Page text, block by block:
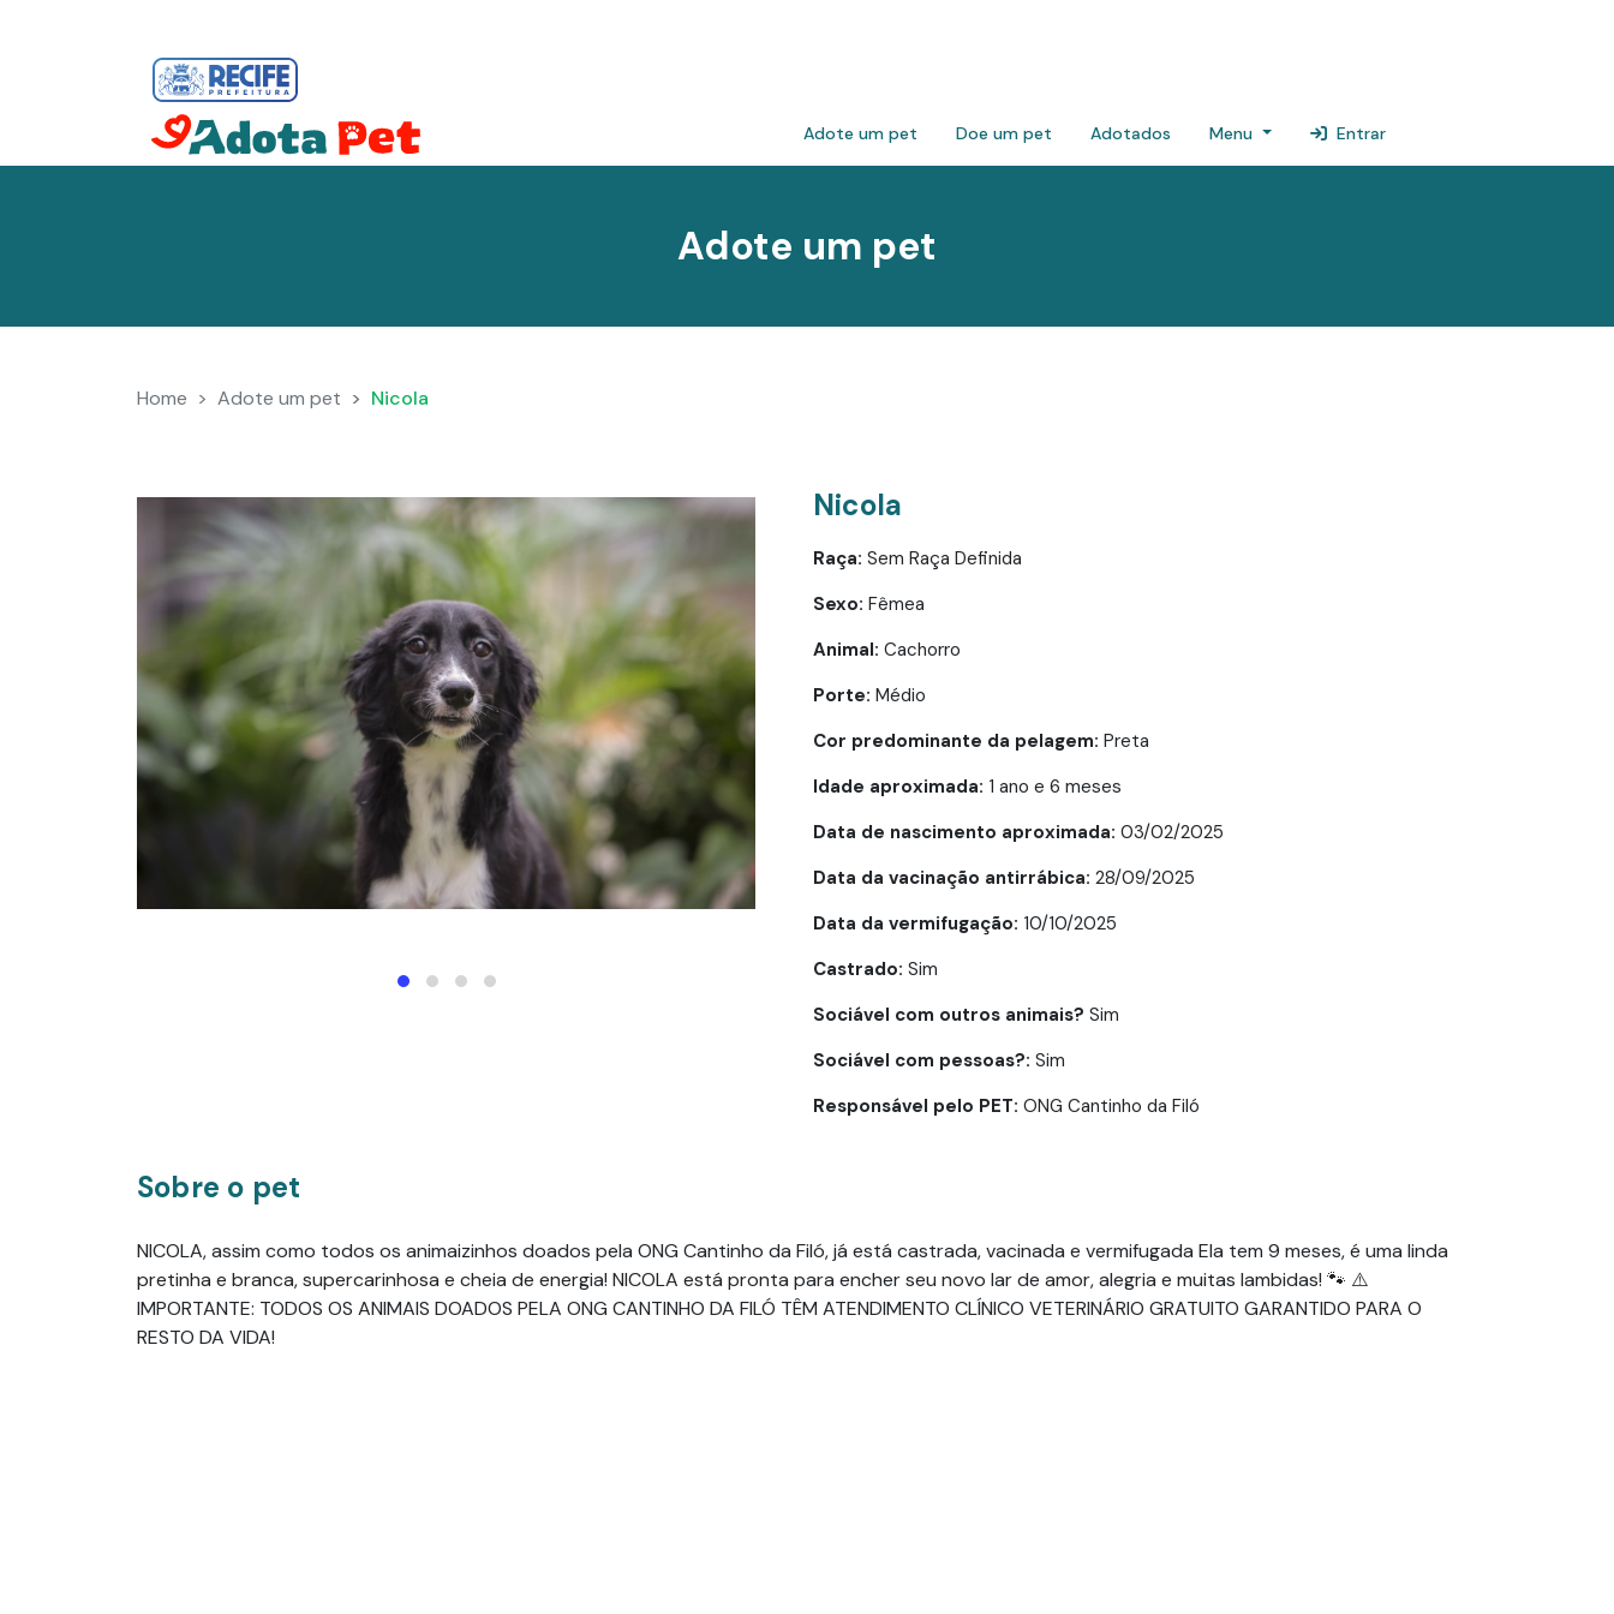
Adote um pet Doe um pet Adotados Menu Entrar
Adote um pet
Home Adote um pet Nicola
Nicola
Raça: Sem Raça Definida
Sexo: Fêmea
Animal: Cachorro
Porte: Médio
Cor predominante da pelagem: Preta
Idade aproximada: 1 ano e 6 meses
Data de nascimento aproximada: 03/02/2025
Data da vacinação antirrábica: 28/09/2025
Data da vermifugação: 10/10/2025
Castrado: Sim
Sociável com outros animais? Sim
Sociável com pessoas?: Sim
Responsável pelo PET: ONG Cantinho da Filó
Sobre o pet
NICOLA, assim como todos os animaizinhos doados pela ONG Cantinho da Filó, já está castrada, vacinada e vermifugada Ela tem 9 meses, é uma linda
pretinha e branca, supercarinhosa e cheia de energia! NICOLA está pronta para encher seu novo lar de amor, alegria e muitas lambidas! 🐾 ⚠️
IMPORTANTE: TODOS OS ANIMAIS DOADOS PELA ONG CANTINHO DA FILÓ TÊM ATENDIMENTO CLÍNICO VETERINÁRIO GRATUITO GARANTIDO PARA O
RESTO DA VIDA!